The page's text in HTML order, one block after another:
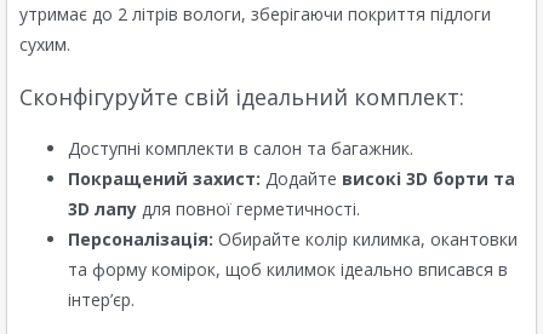
утримає до 2 літрів вологи, зберігаючи покриття підлоги
сухим.
Сконфігуруйте свій ідеальний комплект:
Доступні комплекти в салон та багажник.
Покращений захист: Додайте високі 3D борти та
3D лапу для повної герметичності.
Персоналізація: Обирайте колір килимка, окантовки
та форму комірок, щоб килимок ідеально вписався в
інтер’єр.